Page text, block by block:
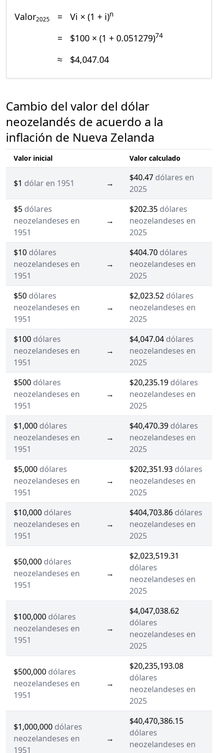
Valor2025 = Vi × (1 + i)n
= $100 × (1 + 0.051279)74
≈ $4,047.04
Cambio del valor del dólar
neozelandés de acuerdo a la
inflación de Nueva Zelanda
Valor inicial Valor calculado
$1 dólar en 1951 →
$40.47 dólares en
2025
$5 dólares
neozelandeses en
1951
→
$202.35 dólares
neozelandeses en
2025
$10 dólares
neozelandeses en
1951
→
$404.70 dólares
neozelandeses en
2025
$50 dólares
neozelandeses en
1951
→
$2,023.52 dólares
neozelandeses en
2025
$100 dólares
neozelandeses en
1951
→
$4,047.04 dólares
neozelandeses en
2025
$500 dólares
neozelandeses en
1951
→
$20,235.19 dólares
neozelandeses en
2025
$1,000 dólares
neozelandeses en
1951
→
$40,470.39 dólares
neozelandeses en
2025
$5,000 dólares
neozelandeses en
1951
→
$202,351.93 dólares
neozelandeses en
2025
$10,000 dólares
neozelandeses en
1951
→
$404,703.86 dólares
neozelandeses en
2025
$50,000 dólares
neozelandeses en
1951
→
$2,023,519.31
dólares
neozelandeses en
2025
$100,000 dólares
neozelandeses en
1951
→
$4,047,038.62
dólares
neozelandeses en
2025
$500,000 dólares
neozelandeses en
1951
→
$20,235,193.08
dólares
neozelandeses en
2025
$1,000,000 dólares
neozelandeses en
1951
→
$40,470,386.15
dólares
neozelandeses en